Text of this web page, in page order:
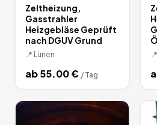
Zeltheizung,
Gasstrahler
Heizgebläse Geprüft
nach DGUV Grund
📍 Lünen
ab55.00€ / Tag
📍